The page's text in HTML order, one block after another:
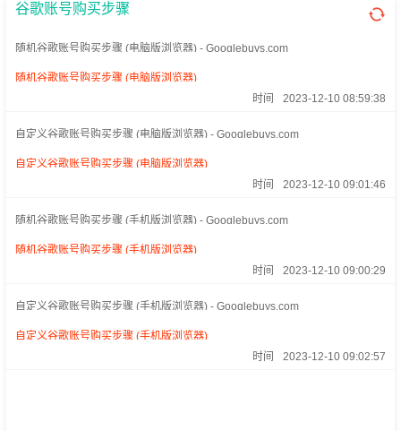
谷歌账号购买步骤
随机谷歌账号购买步骤 (电脑版浏览器) - Googlebuys.com
随机谷歌账号购买步骤 (电脑版浏览器)
2023-12-10 08:59:38
时间
自定义谷歌账号购买步骤 (电脑版浏览器) - Googlebuys.com
自定义谷歌账号购买步骤 (电脑版浏览器)
2023-12-10 09:01:46
时间
随机谷歌账号购买步骤 (手机版浏览器) - Googlebuys.com
随机谷歌账号购买步骤 (手机版浏览器)
2023-12-10 09:00:29
时间
自定义谷歌账号购买步骤 (手机版浏览器) - Googlebuys.com
自定义谷歌账号购买步骤 (手机版浏览器)
2023-12-10 09:02:57
时间